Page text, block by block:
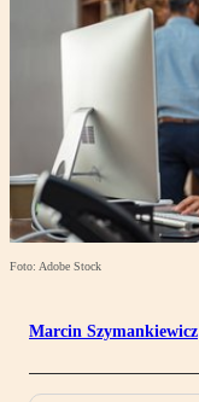
Foto: Adobe Stock
Marcin Szymankiewicz